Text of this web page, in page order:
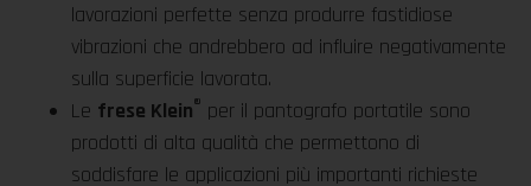
lavorazioni perfette senza produrre fastidiose
vibrazioni che andrebbero ad influire negativamente
sulla superficie lavorata.
Le frese Klein® per il pantografo portatile sono
prodotti di alta qualità che permettono di
soddisfare le applicazioni più importanti richieste